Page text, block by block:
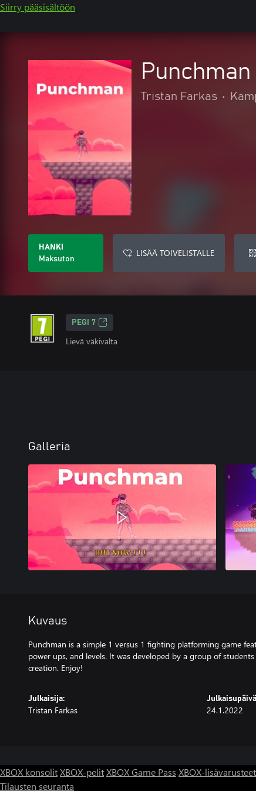
Siirry pääsisältöön
Punchman
Tristan Farkas •
HANKI
Maksuton
LISÄÄ TOIVELISTALLE
PEGI 7
Lievä väkivalta
Galleria
Kuvaus
Punchman is a simple 1 versus 1 fighting platforming game
power ups, and levels. It was developed by a group of
creation. Enjoy!
Julkaisija:
Tristan Farkas
Julkaisupäivä
24.1.2022
XBOX konsolitXBOX-pelitXBOX Game Pass XBOX-lisävarusteet
Tilausten seuranta